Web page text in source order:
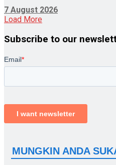
7 August 2026
Load More
Subscribe to our